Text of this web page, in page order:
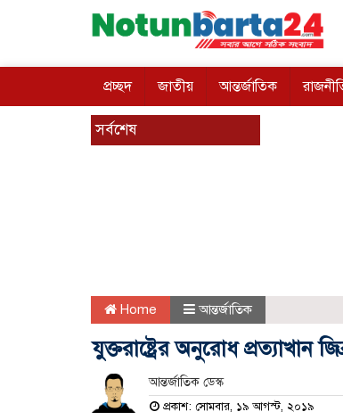
প্রচ্ছদ জাতীয় আন্তর্জাতিক
সর্বশেষ
Home আন্তর্জাতিক
যুক্তরাষ্ট্রের অনুরোধ প্রত্যাখান
আন্তর্জাতিক ডেস্ক
প্রকাশ: সোমবার, ১৯ আগস্ট, ২০১৯